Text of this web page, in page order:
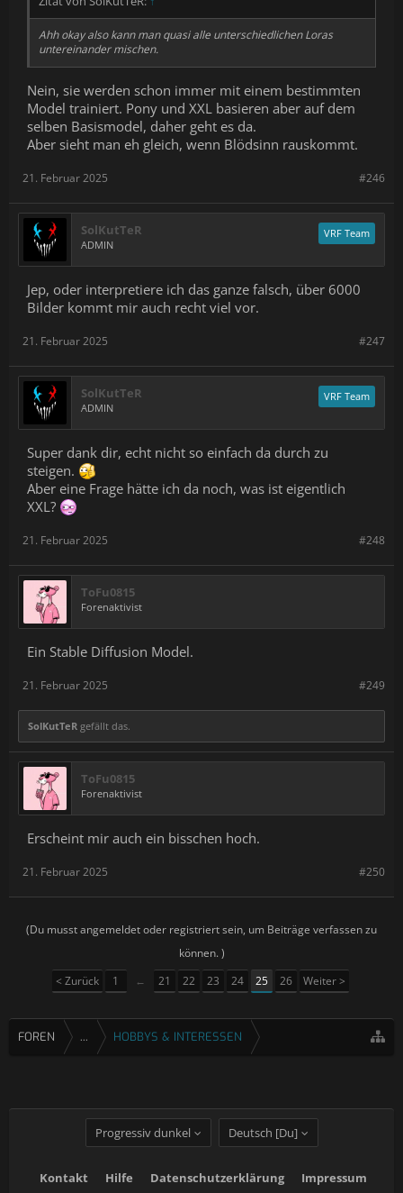
Ahh okay also kann man quasi alle unterschiedlichen Loras
untereinander mischen.
Nein, sie werden schon immer mit einem bestimmten
Model trainiert. Pony und XXL basieren aber auf dem
selben Basismodel, daher geht es da.
Aber sieht man eh gleich, wenn Blödsinn rauskommt.
#246
21. Februar 2025
SolKutTeR
ADMIN
VRF Team
Jep, oder interpretiere ich das ganze falsch, über 6000
Bilder kommt mir auch recht viel vor.
#247
21. Februar 2025
SolKutTeR
ADMIN
VRF Team
Super dank dir, echt nicht so einfach da durch zu
steigen.
Aber eine Frage hätte ich da noch, was ist eigentlich
XXL?
#248
21. Februar 2025
ToFu0815
Forenaktivist
Ein Stable Diffusion Model.
#249
21. Februar 2025
SolKutTeR gefällt das.
ToFu0815
Forenaktivist
Erscheint mir auch ein bisschen hoch.
#250
21. Februar 2025
(Du musst angemeldet oder registriert sein, um Beiträge verfassen zu
können. )
< Zurück
1 ← 21 22 23 24 25 26 Weiter >
FOREN ... HOBBYS & INTERESSEN
Progressiv dunkel Deutsch [Du]
Kontakt Hilfe Datenschutzerklärung Impressum